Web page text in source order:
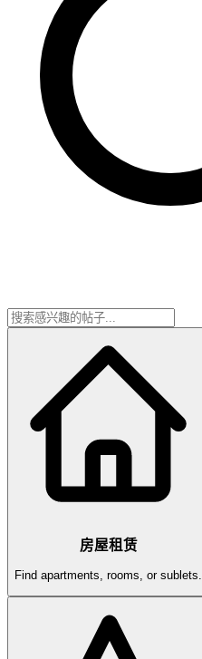
房屋租赁
Find apartments, rooms, or sublets.